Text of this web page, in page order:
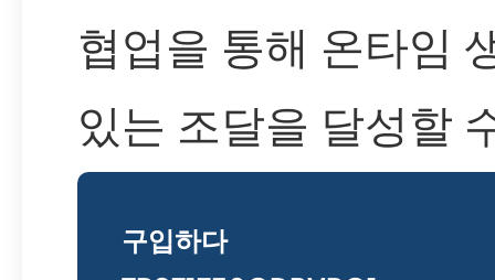
협업을 통해 온타임
있는 조달을 달성할
구입하다